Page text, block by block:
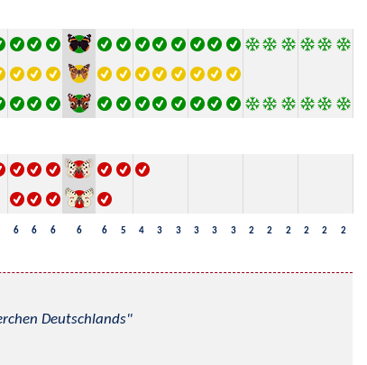
6 6 6 6 6 5 4 3 3 3 3 3 2 2 2 2 2 2
Deutschlands